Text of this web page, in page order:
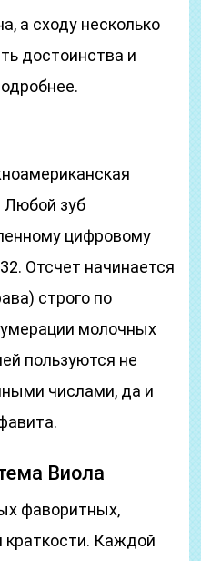
а сходу несколько
достоинства и
Любой зуб
цифровому
Отсчет начинается
строго по
молочных
пользуются не
числами, да и
Виола
фаворитных,
краткости. Каждой